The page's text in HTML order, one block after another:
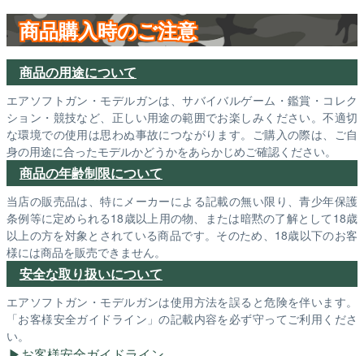
商品購入時のご注意
商品の用途について
エアソフトガン・モデルガンは、サバイバルゲーム・鑑賞・コレク
ション・競技など、正しい用途の範囲でお楽しみください。不適切
な環境での使用は思わぬ事故につながります。ご購入の際は、ご自
身の用途に合ったモデルかどうかをあらかじめご確認ください。
商品の年齢制限について
当店の販売品は、特にメーカーによる記載の無い限り、青少年保護
条例等に定められる18歳以上用の物、または暗黙の了解として18歳
以上の方を対象とされている商品です。そのため、18歳以下のお客
様には商品を販売できません。
安全な取り扱いについて
エアソフトガン・モデルガンは使用方法を誤ると危険を伴います。
「お客様安全ガイドライン」の記載内容を必ず守ってご利用くださ
い。